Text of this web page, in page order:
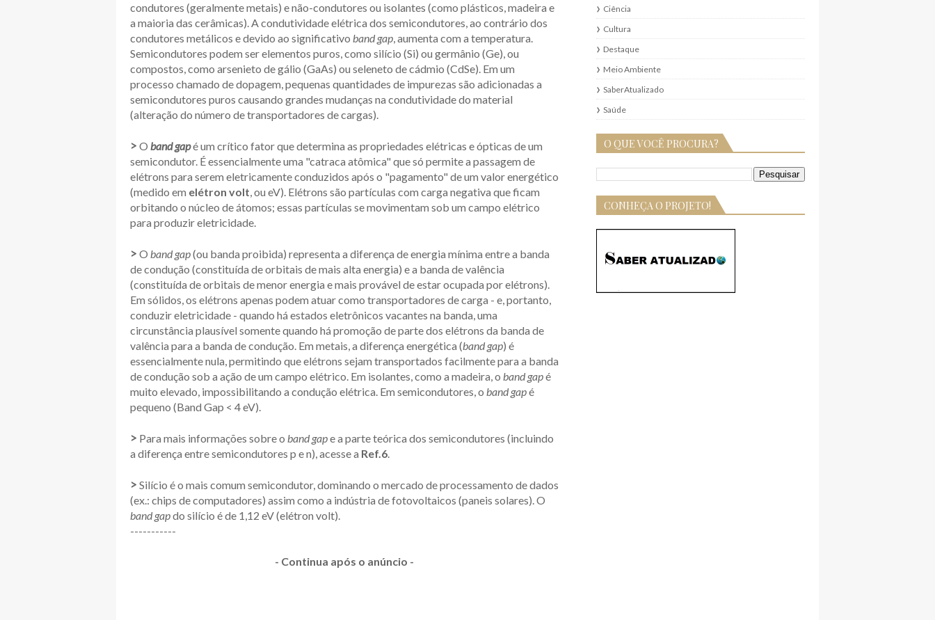
condutores (geralmente metais) e não-condutores ou isolantes (como plásticos, madeira e
a maioria das cerâmicas). A condutividade elétrica dos semicondutores, ao contrário dos
condutores metálicos e devido ao significativo band gap, aumenta com a temperatura.
Semicondutores podem ser elementos puros, como silício (Si) ou germânio (Ge), ou
compostos, como arsenieto de gálio (GaAs) ou seleneto de cádmio (CdSe). Em um
processo chamado de dopagem, pequenas quantidades de impurezas são adicionadas a
semicondutores puros causando grandes mudanças na condutividade do material
(alteração do número de transportadores de cargas).
> O band gapé um crítico fator que determina as propriedades elétricas e ópticas de um
semicondutor. É essencialmente uma "catraca atômica" que só permite a passagem de
elétrons para serem eletricamente conduzidos após o "pagamento" de um valor energético
(medido em elétron volt, ou eV). Elétrons são partículas com carga negativa que ficam
orbitando o núcleo de átomos; essas partículas se movimentam sob um campo elétrico
para produzir eletricidade.
> O band gap(ou banda proibida) representa a diferença de energia mínima entre a banda
de condução (constituída de orbitais de mais alta energia) e a banda de valência
(constituída de orbitais de menor energia e mais provável de estar ocupada por elétrons).
Em sólidos, os elétrons apenas podem atuar como transportadores de carga - e, portanto,
conduzir eletricidade - quando há estados eletrônicos vacantes na banda, uma
circunstância plausível somente quando há promoção de parte dos elétrons da banda de
valência para a banda de condução. Em metais, a diferença energética (band gap) é
essencialmente nula, permitindo que elétrons sejam transportados facilmente para a banda
de condução sob a ação de um campo elétrico. Em isolantes, como a madeira, o band gapé
muito elevado, impossibilitando a condução elétrica. Em semicondutores, o band gapé
pequeno (Band Gap < 4 eV).
> Para mais informações sobre o band gape a parte teórica dos semicondutores (incluindo
a diferença entre semicondutores p e n), acesse a Ref.6.
> Silício é o mais comum semicondutor, dominando o mercado de processamento de dados
(ex.: chips de computadores) assim como a indústria de fotovoltaicos (paneis solares). O
band gapdo silício é de 1,12 eV (elétron volt).
-----------
- Continua após o anúncio -
Ciência
Cultura
Destaque
Meio Ambiente
SaberAtualizado
Saúde
O QUE VOCÊ PROCURA?
CONHEÇA O PROJETO!